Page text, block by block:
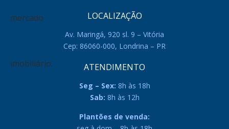
LOCALIZAÇÃO
Av. Maringá, 920 sl. 9 – Vitória
Cep: 86060-000, Londrina – PR
ATENDIMENTO
Seg – Sex: 8h às 18h
Sab: 8h às 12h
Plantões de venda: